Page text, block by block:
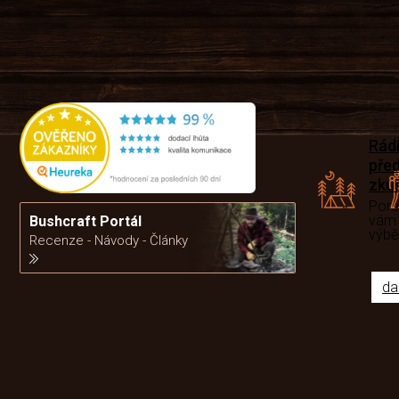
Bushcraft Portál
Recenze - Návody - Články
Rádi
vám